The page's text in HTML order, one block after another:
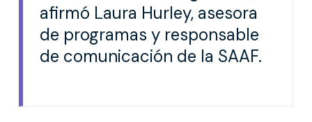
afirmó Laura Hurley, asesora
de programas y responsable
de comunicación de la SAAF.